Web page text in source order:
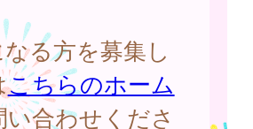
る方を募集し
こちらのホーム
合わせくださ